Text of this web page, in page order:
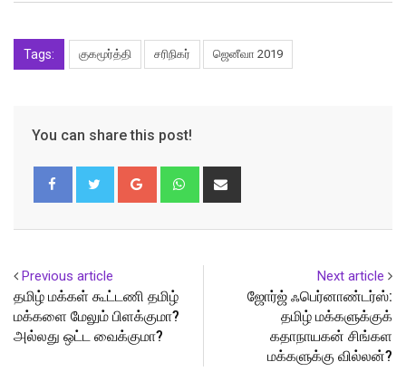
Tags: குகமூர்த்தி சரிநிகர் ஜெனீவா 2019
You can share this post!
Google+ Whatsapp
Previous article
தமிழ் மக்கள் கூட்டணி தமிழ்
மக்களை மேலும் பிளக்குமா?
அல்லது ஒட்ட வைக்குமா?
Next article
ஜோர்ஜ் ஃபெர்னாண்டர்ஸ்:
தமிழ் மக்களுக்குக்
கதாநாயகன் சிங்கள
மக்களுக்கு வில்லன்?